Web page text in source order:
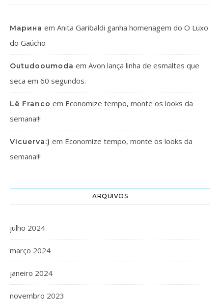
Марина em Anita Garibaldi ganha homenagem do O Luxo
do Gaúcho
Outudooumoda em Avon lança linha de esmaltes que
seca em 60 segundos.
Lê Franco em Economize tempo, monte os looks da
semana!!!
Vicuerva:) em Economize tempo, monte os looks da
semana!!!
ARQUIVOS
julho 2024
março 2024
janeiro 2024
novembro 2023